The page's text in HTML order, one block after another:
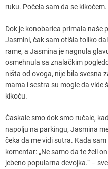
ruku. Počela sam da se kikoćem.
Dok je konobarica primala naše
Jasmini, čak sam otišla toliko
rame, a Jasmina je nagnula
osmehnula sa znalačkim
ništa od ovoga, nije bila svesna
mama i sestra su mogle da vide
kikoću.
Ćaskale smo dok smo ručale,
napolju na parkingu, Jasmina
čeka da me vidi sutra. Kada
komentar: „Ne samo da te želi
jebeno popularna devojka.“ –